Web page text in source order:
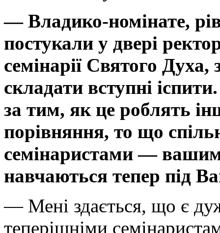
— Владико-номінате,
постукали у двері
семінарії Святого
складати вступні
за тим, як це роблять
порівняння, то що
семінаристами —
навчаються тепер під
— Мені здається, що є
теперішніми